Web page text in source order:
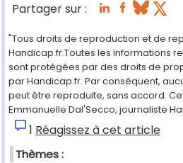
Partager sur :
"Tous droits de reproduction et de
Handicap.fr.Toutes les informations
sont protégées par des droits de
par Handicap.fr. Par conséquent,
peut être reproduite, sans accord.
Emmanuelle Dal'Secco, journaliste
1 Réagissez à cet article
Thèmes :